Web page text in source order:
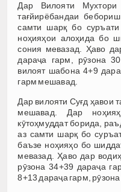
Дар Вилояти Мухтори
тағйирёбандаи
самти шарқ бо
ноҳияҳои алоҳида бо
сония мевазад. Ҳаво
дараҷа гарм, рӯзона
вилоят шабона 4+9
гарм мешавад.
Дар вилояти Суғд ҳавои
мешавад. Дар
кӯтоҳмуддат борида,
аз самти шарқ бо
баъзе ноҳияҳо бо
мевазад. Ҳаво дар
рӯзона 34+39 дараҷа
8+13 дараҷа гарм,